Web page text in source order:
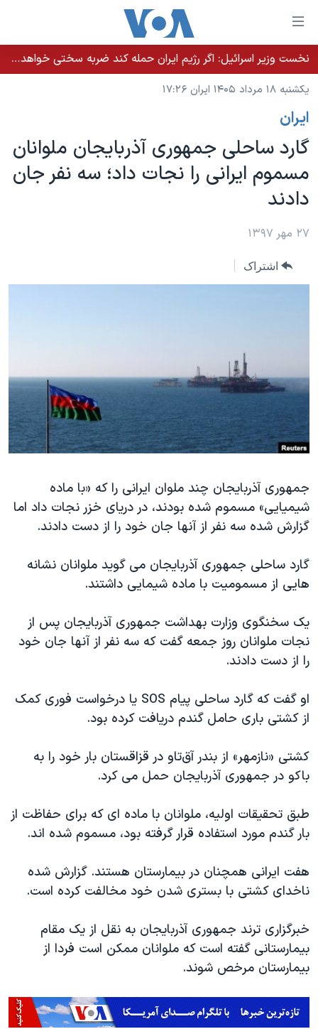
لینکهای
قابل
دسترسی
جهش
محتوای
اصلی
جهش
به
صفحه
جهش
خانه
نسخه سبک وب‌سایت
موضوع ها
ایران
آمریکا
جهان
ورزشی
حقوق شهروندی
اقتصادی
اسرائیل در جنگ
آرشیو پخش زنده
برنامه های تلویزیونی
جدول برنامه ها
صفحه‌های ویژه
جام جهانی ۲۰۲۶
انتخابات ریاست جمهوری آمریکا ۲۰۲۴
حمله جمهوری اسلامی به اسرائیل
ورزش زنان در ایران
مجموعه مستندهای دادخواهی
تریبونال مردمی آبان ۹۸
دادگاه حمید نوری
چهل سال گروگان‌گیری
قانون شفافیت دارائی کادر رهبری ایران
اعتراضات مردمی آبان ۹۸
اسرائیل در جنگ
نرگس محمدی برنده جایزه نوبل صلح
همایش محافظه‌کاران آمریکا «سی‌پک»
صفحه‌های ویژه
فرکانس‌های صدای آمریکا
پخش رادیویی
زبانهای مختلف
نخست وزیر اسرائيل: اگر رژیم ایران حمله کند ضربه سختی خواهد خورد
یکشنبه ۱۸ مرداد ۱۴۰۵ ایران ۱۷:۲۶
ايران
گارد ساحلی جمهوری آذربایجان ملوانان
مسموم ایرانی را نجات داد؛ سه نفر جان
دادند
۲۷ مهر ۱۳۹۷
اشتراک
جمهوری آذربایجان چند ملوان ایرانی را که «با ماده
شیمیایی» مسموم شده بودند، در دریای خزر نجات داد اما
گزارش شده سه نفر از آنها جان خود را از دست دادند.
گارد ساحلی جمهوری آذربایجان می گوید ملوانان نشانه
هایی از مسمومیت با ماده شیمایی داشتند.
یک سخنگوی وزارت بهداشت جمهوری آذربایجان پس از
نجات ملوانان روز جمعه گفت که سه نفر از آنها جان خود
را از دست دادند.
او گفت که گارد ساحلی پیام SOS یا درخواست فوری کمک
از کشتی باری حامل گندم دریافت کرده بود.
کشتی «نازمهر» از بندر آق‌تاو در قزاقستان بار خود را به
باکو در جمهوری آذربایجان حمل می کرد.
طبق تحقیقات اولیه، ملوانان با ماده ای که برای حفاظت از
بار گندم مورد استفاده قرار گرفته بود، مسموم شده اند.
هفت ایرانی همچنان در بیمارستان هستند. گزارش شده
ناخدای کشتی با بستری شدن خود مخالفت کرده است.
خبرگزاری ترند جمهوری آذربایجان به نقل از یک مقام
بیمارستانی گفته است که ملوانان ممکن است فردا از
بیمارستان مرخص شوند.